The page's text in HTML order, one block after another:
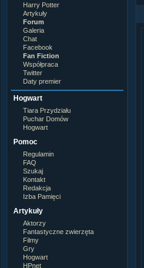
Harry Potter
Artykuły
Forum
Galeria
Chat
Facebook
Fan Fiction
Współpraca
Twitter
Daty premier
Hogwart
Tiara Przydziału
Puchar Domów
Hogwart
Pomoc
Regulamin
FAQ
Szukaj
Kontakt
Redakcja
Izba Pamięci
Artykuły
Aktorzy
Fantastyczne zwierzęta
Filmy
Gry
Hogwart
HPnet